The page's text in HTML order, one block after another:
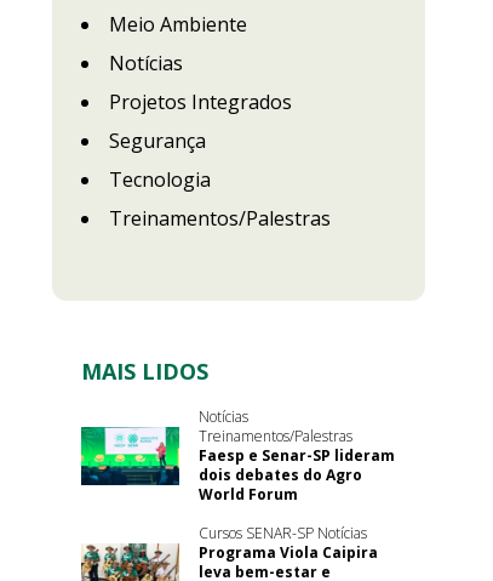
Meio Ambiente
Notícias
Projetos Integrados
Segurança
Tecnologia
Treinamentos/Palestras
MAIS LIDOS
Notícias
Treinamentos/Palestras
Faesp e Senar-SP lideram
dois debates do Agro
World Forum
Cursos SENAR-SP Notícias
Programa Viola Caipira
leva bem-estar e